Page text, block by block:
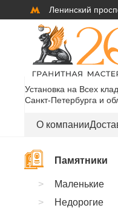
Ленинский
Установка на Всех
Санкт-Петербурга и
О компании
Памятники
Маленькие
Недорогие